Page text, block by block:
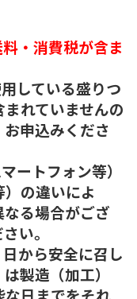
・消費税が含ま
している盛りつ
れていませんの
申込みくださ
ートフォン等）
の違いによ
る場合がござ
い。
から安全に召し
製造（加工）